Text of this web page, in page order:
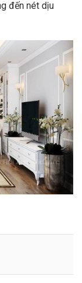
đến nét dịu